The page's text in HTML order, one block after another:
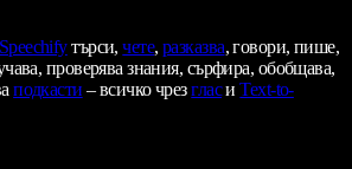
Speechifyтърси,чете, разказва, говори, пише,
проверява знания, сърфира, обобщава,
подкасти – всичко чрезгласиText-to-